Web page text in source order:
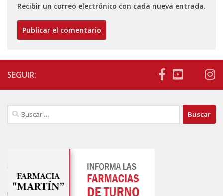
Recibir un correo electrónico con cada nueva entrada.
SEGUIR:
Buscar: